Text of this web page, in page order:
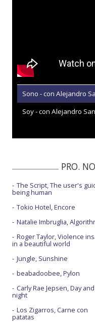
Sono - con Alejandro
Soy - con Alejandro
PRO.
The Script, The user's
being human
Tokio Hotel, Encore
Natalie Imbruglia,
Roger Taylor, Violence
in a beautiful world
Jungle, Sunshine
beabadoobee, Pylon
Carly Rae Jepsen, Day and
night
Los Zigarros, Carne con
patatas